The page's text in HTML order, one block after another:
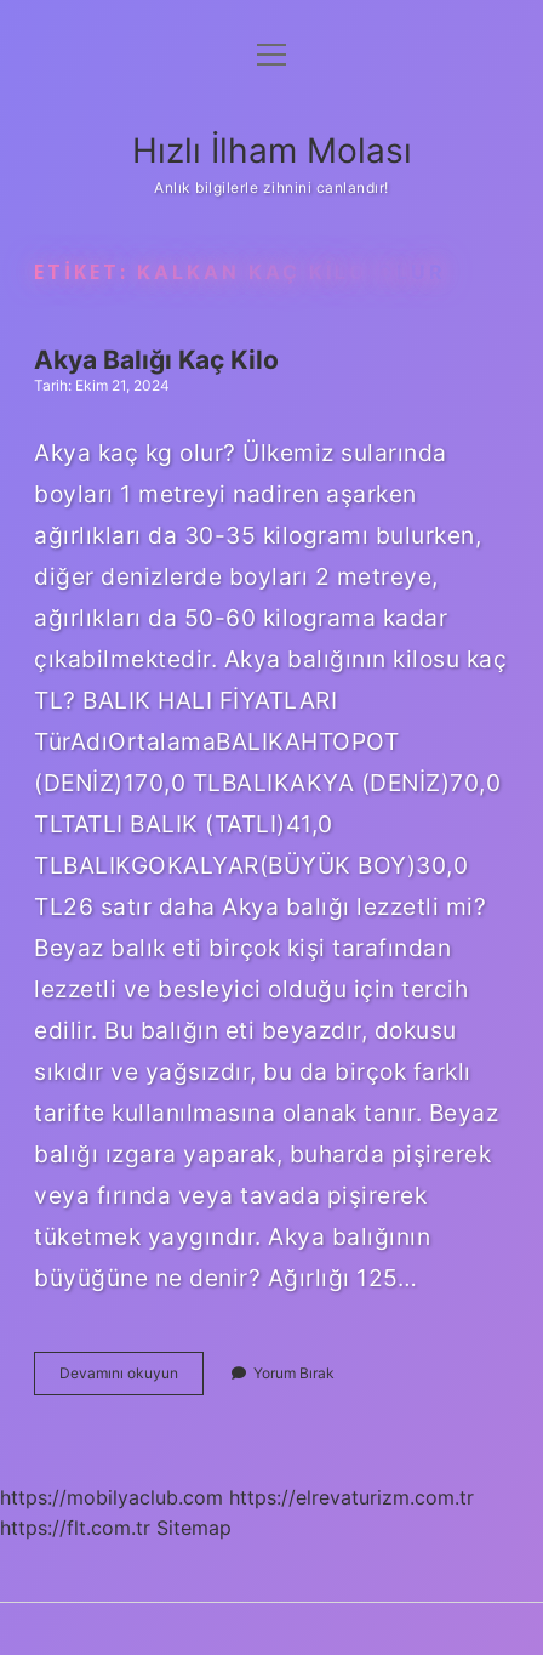
Anasayfa
Yasal Uyarı
menüyü
Hızlı İlham Molası
Anlık bilgilerle zihnini canlandır!
ETIKET: KALKAN KAÇ KILO OLUR
Akya Balığı Kaç Kilo
Tarih: Ekim 21, 2024
Akya kaç kg olur? Ülkemiz sularında
boyları 1 metreyi nadiren aşarken
ağırlıkları da 30-35 kilogramı bulurken,
diğer denizlerde boyları 2 metreye,
ağırlıkları da 50-60 kilograma kadar
çıkabilmektedir. Akya balığının kilosu kaç
TL? BALIK HALI FİYATLARI
TürAdıOrtalamaBALIKAHTOPOT
(DENİZ)170,0 TLBALIKAKYA (DENİZ)70,0
TLTATLI BALIK (TATLI)41,0
TLBALIKGOKALYAR(BÜYÜK BOY)30,0
TL26 satır daha Akya balığı lezzetli mi?
Beyaz balık eti birçok kişi tarafından
lezzetli ve besleyici olduğu için tercih
edilir. Bu balığın eti beyazdır, dokusu
sıkıdır ve yağsızdır, bu da birçok farklı
tarifte kullanılmasına olanak tanır. Beyaz
balığı ızgara yaparak, buharda pişirerek
veya fırında veya tavada pişirerek
tüketmek yaygındır. Akya balığının
büyüğüne ne denir? Ağırlığı 125…
Devamını okuyun
Balığı
Yorum Bırak
https://mobilyaclub.com https://elrevaturizm.com.tr
https://flt.com.tr Sitemap